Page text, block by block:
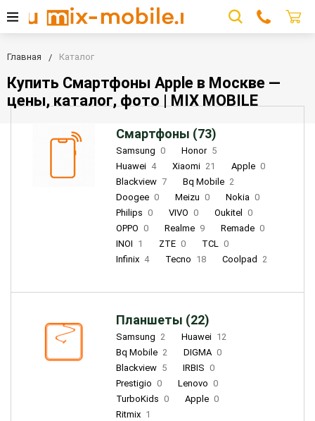
Главная Каталог
Купить Смартфоны Apple в Москве —
цены, каталог, фото | MIX MOBILE
Смартфоны (73)
Samsung 0 Honor 5
Huawei 4 Xiaomi 21 Apple 0
Blackview 7 Bq Mobile 2
Doogee 0 Meizu 0 Nokia 0
Philips 0 VIVO 0 Oukitel
0
OPPO 0 Realme 9 Remade 0
INOI 1 ZTE 0 TCL 0
Infinix 4 Tecno 18 Coolpad 2
Планшеты (22)
Samsung 2 Huawei 12
Bq Mobile 2 DIGMA 0
Blackview 5 IRBIS 0
Prestigio 0 Lenovo 0
TurboKids 0 Apple 0
Ritmix 1